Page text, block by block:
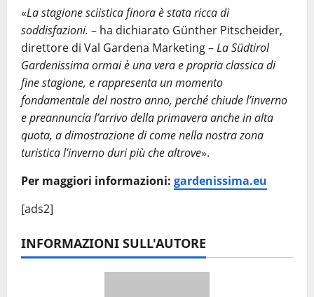
«La stagione sciistica finora è stata ricca di
soddisfazioni. – ha dichiarato Günther Pitscheider,
direttore di Val Gardena Marketing –La Südtirol
Gardenissima ormai è una vera e propria classica di
fine stagione, e rappresenta un momento
fondamentale del nostro anno, perché chiude l’inverno
e preannuncia l’arrivo della primavera anche in alta
quota, a dimostrazione di come nella nostra zona
turistica l’inverno duri più che altrove».
Per maggiori informazioni: gardenissima.eu
[ads2]
INFORMAZIONI SULL'AUTORE